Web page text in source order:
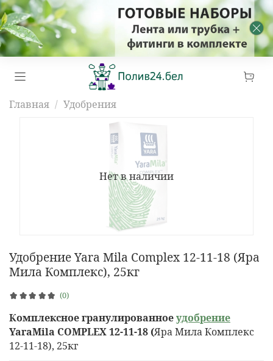
Главная Удобрения
Нет в наличии
(0)
Удобрение Yara Mila Complex 12-11-18 (Яра
Мила Комплекс), 25кг
Комплексное гранулированноеудобрение
YaraMila COMPLEX 12-11-18 (Яра Мила Комплекс
12-11-18), 25кг